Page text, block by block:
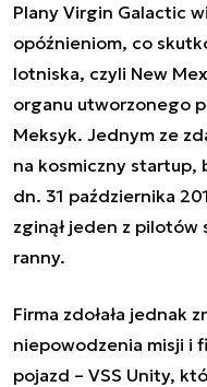
Plany Virgin Galactic
opóźnieniom, co
lotniska, czyli New
organu utworzonego
Meksyk. Jednym ze
na kosmiczny startup,
dn. 31 października
zginął jeden z pilotów
ranny.
Firma zdołała jednak
niepowodzenia misji i
pojazd – VSS Unity,